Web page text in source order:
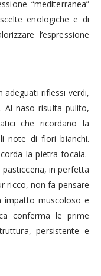
“mediterranea”
enologiche e di
l’espressione
adeguati riflessi verdi,
Al naso risulta pulito,
che ricordano la
note di fiori bianchi.
la pietra focaia.
in perfetta
ricco, non fa pensare
impatto muscoloso e
conferma le prime
persistente e